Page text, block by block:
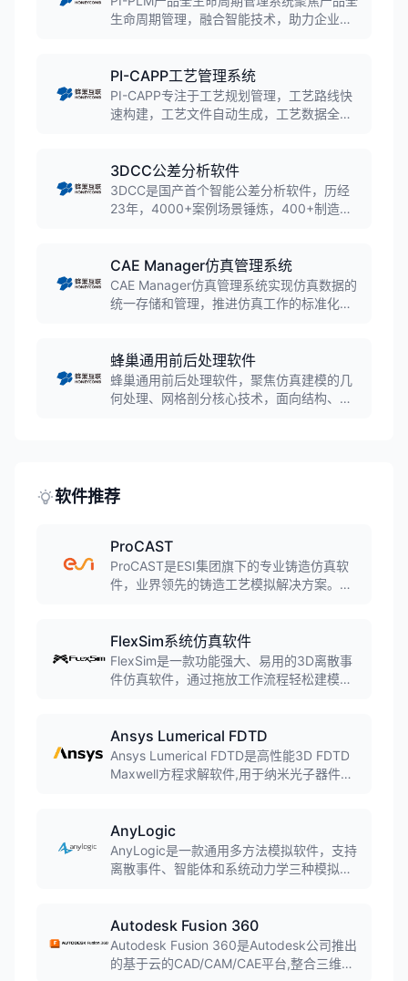
行业。
生命周期管理，融合智能技术，助力企业高
AI/IoT等技术提供智能决策支持，具备灵活
扩展的生态整合能力。
PI-CAPP工艺管理系统
PI-CAPP专注于工艺规划管理，工艺路线快
速构建，工艺文件自动生成，工艺数据全程
CAD/BOM等产品研发数据，将企业工艺信息
数据化，流程标准化，助力企业达成高质
量、低成本、短周期目标。
3DCC公差分析软件
3DCC是国产首个智能公差分析软件，历经
23年，4000+案例场景锤炼，400+制造业
验证，已在航空航天、航海、汽车、手机、
家电、高端电子、装备等400余家企业成熟
应用。
CAE Manager仿真管理系统
CAE Manager仿真管理系统实现仿真数据的
统一存储和管理，推进仿真工作的标准化、
企业成熟应用，助力企业实现仿真任务标准
化、仿真过程在线化、仿真作业流程化、仿
真数据结构化。
蜂巢通用前后处理软件
蜂巢通用前后处理软件，聚焦仿真建模的几
何处理、网格剖分核心技术，面向结构、声
软件推荐
ProCAST
ProCAST是ESI集团旗下的专业铸造仿真软
件，业界领先的铸造工艺模拟解决方案。软
造、熔模铸造、连铸等，预测缩孔缩松、气
孔、裂纹、变形等缺陷。
FlexSim系统仿真软件
FlexSim是一款功能强大、易用的3D离散事
件仿真软件，通过拖放工作流程轻松建模生
块可添加输送系统、自动导引车(AGV)、仓
储系统等。
Ansys Lumerical FDTD
Ansys Lumerical FDTD是高性能3D FDTD
Maxwell方程求解软件,用于纳米光子器件、
AnyLogic
AnyLogic是一款通用多方法模拟软件，支持
离散事件、智能体和系统动力学三种模拟方
Autodesk Fusion 360
Autodesk Fusion 360是Autodesk公司推出
的基于云的CAD/CAM/CAE平台,整合三维建